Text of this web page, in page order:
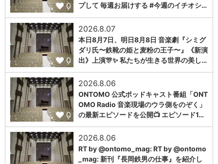
0
プして 毎週お届けする #今週のイチオシ…
0
2026.8.07
本日8月7日、明日8月8日 音楽劇『シミグ
ダリ氏〜鉄靴の姫と麦粉の王子〜』《新演
出》上演🎊✨ 私たちが生きる世界の美し…
0
2026.8.06
ONTOMO 公式ポッドキャスト番組「ONT
OMO Radio 音楽現場のウラ側をのぞく」
の最新エピソードを公開📺 エピソード1…
2026.8.06
RT by @ontomo_mag: RT by @ontomo
_mag: 新刊『長岡鉄男の仕事』を紹介し